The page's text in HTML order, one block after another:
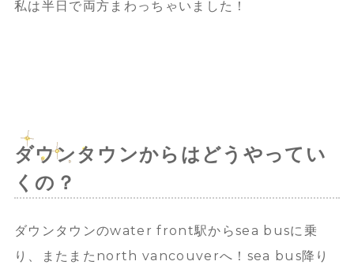
私は半日で両方まわっちゃいました！
ダウンタウンからはどうやってい
くの？
ダウンタウンのwater front駅からsea busに乗
り、またまたnorth vancouverへ！ sea bus降り